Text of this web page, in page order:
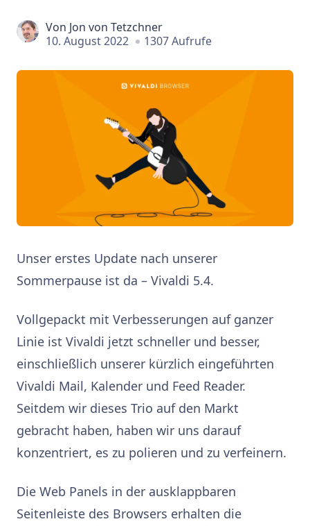
Von Jon von Tetzchner
10. August 2022
1307 Aufrufe
Unser erstes Update nach unserer
Sommerpause ist da – Vivaldi 5.4.
Vollgepackt mit Verbesserungen auf ganzer
Linie ist Vivaldi jetzt schneller und besser,
einschließlich unserer kürzlich eingeführten
Vivaldi Mail, Kalender und Feed Reader.
Seitdem wir dieses Trio auf den Markt
gebracht haben, haben wir uns darauf
konzentriert, es zu polieren und zu verfeinern.
Die Web Panels in der ausklappbaren
Seitenleiste des Browsers erhalten die